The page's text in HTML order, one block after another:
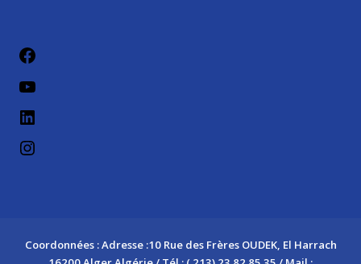
لينكد إن
Coordonnées : Adresse :10 Rue des Frères OUDEK, El Harrach